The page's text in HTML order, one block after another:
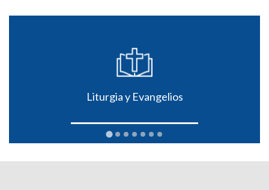
Liturgia y Evangelios